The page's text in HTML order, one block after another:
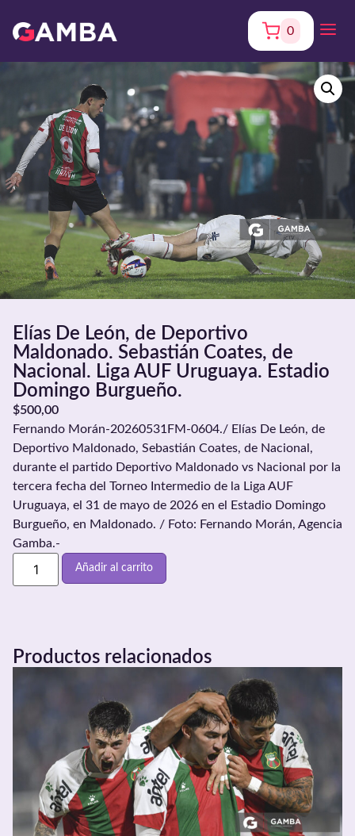
0
Elías De León, de Deportivo
Maldonado. Sebastián Coates, de
Nacional. Liga AUF Uruguaya. Estadio
Domingo Burgueño.
$500,00
Fernando Morán-20260531FM-0604./ Elías De León, de
Deportivo Maldonado, Sebastián Coates, de Nacional,
durante el partido Deportivo Maldonado vs Nacional por la
tercera fecha del Torneo Intermedio de la Liga AUF
Uruguaya, el 31 de mayo de 2026 en el Estadio Domingo
Burgueño, en Maldonado. / Foto: Fernando Morán, Agencia
Gamba.-
Añadir al carrito
Productos relacionados